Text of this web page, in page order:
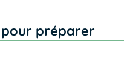
pour préparer